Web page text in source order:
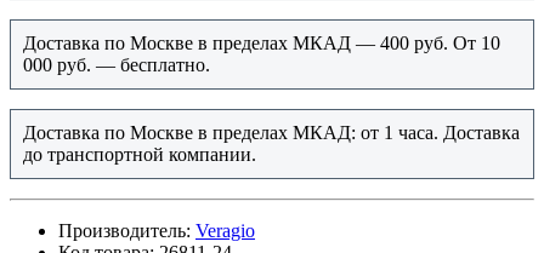
Доставка по Москве в пределах МКАД — 400 руб. От 10
000 руб. — бесплатно.
Доставка по Москве в пределах МКАД: от 1 часа. Доставка
до транспортной компании.
Производитель: Veragio